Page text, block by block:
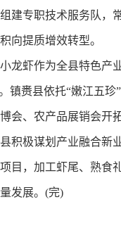
建专职技术服务队，
向提质增效转型。
虾作为全县特色产业
镇赉县依托“嫩江五
会、农产品展销会开
极谋划产业融合新业
目，加工虾尾、熟食
发展。(完)